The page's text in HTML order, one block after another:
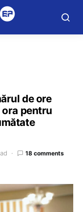
de ore
ora pentru
18 comments